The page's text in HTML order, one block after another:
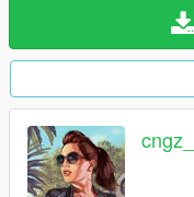
cngz_